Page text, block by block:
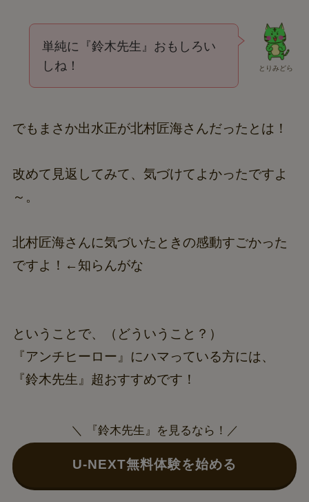
とりみどら
単純に『鈴木先生』おもしろい
しね！
でもまさか出水正が北村匠海さんだったとは！
改めて見返してみて、気づけてよかったですよ
～。
北村匠海さんに気づいたときの感動すごかった
ですよ！←知らんがな
ということで、（どういうこと？）
『アンチヒーロー』にハマっている方には、
『鈴木先生』超おすすめです！
＼ 『鈴木先生』を見るなら！／
U-NEXT無料体験を始める